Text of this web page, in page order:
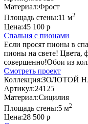
Материал:Фрост
Площадь стены:11 м2
Цена:45 100 р
Спальня с пионами
Если просят пионы в
пионы на свете! Цвета,
совершенно!Обои из
Смотреть проект
Коллекция:ЗОЛОТОЙ
Артикул:24125
Материал:Сицилия
Площадь стены:5 м2
Цена:28 500 р